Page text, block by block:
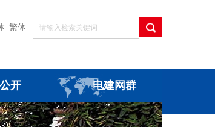
繁体
开 电建网群